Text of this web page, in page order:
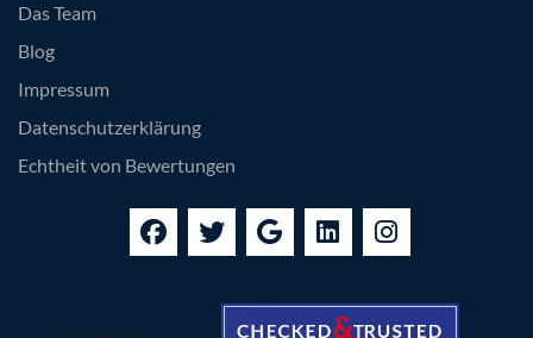
Das Team
Blog
Impressum
Datenschutzerklärung
Echtheit von Bewertungen